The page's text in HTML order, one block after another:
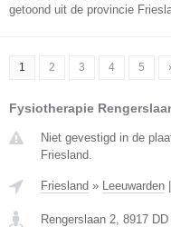
getoond uit de provincie
1 2 3 4 5
Fysiotherapie
Niet gevestigd in de
Friesland.
Friesland » Leeuwarden
Rengerslaan 2, 8917 DD